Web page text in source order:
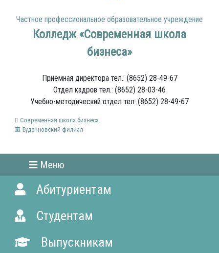
Частное профессиональное образовательное учреждение
Колледж «Современная школа
бизнеса»
Приемная директора тел.: (8652) 28-49-67
Отдел кадров тел.: (8652) 28-03-46
Учебно-методический отдел тел: (8652) 28-49-67
Современная школа бизнеса
Буденновский филиал
Меню
Абитуриентам
Студентам
Выпускникам